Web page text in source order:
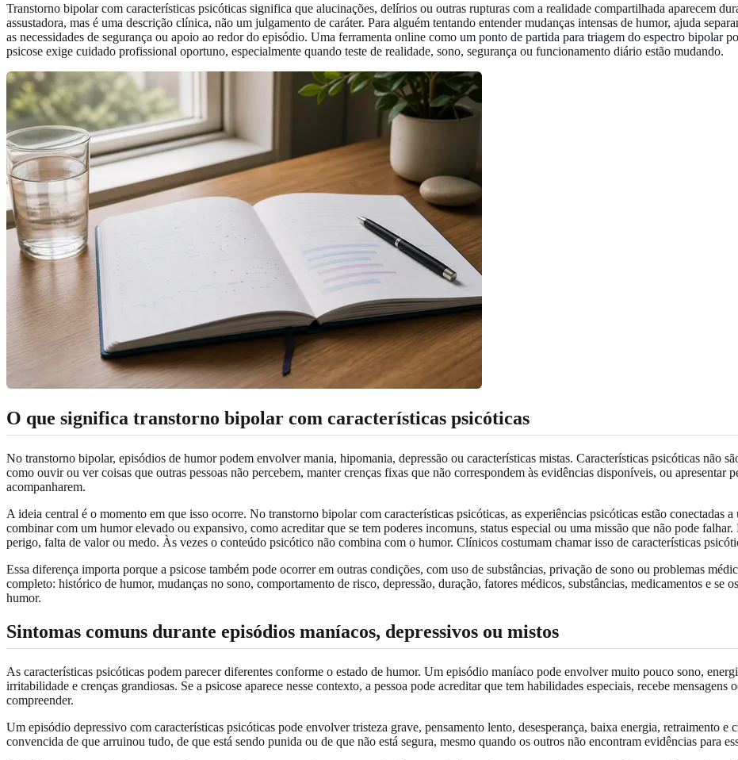
Transtorno bipolar com características psicóticas significa que alucinações, delírios ou outras rupturas com a realidade compartilhada aparecem
assustadora, mas é uma descrição clínica, não um julgamento de caráter. Para alguém tentando entender mudanças intensas de humor, ajuda
as necessidades de segurança ou apoio ao redor do episódio. Uma ferramenta online como um ponto de partida para triagem do espectro bipolar
psicose exige cuidado profissional oportuno, especialmente quando teste de realidade, sono, segurança ou funcionamento diário estão mudando.
O que significa transtorno bipolar com características psicóticas
No transtorno bipolar, episódios de humor podem envolver mania, hipomania, depressão ou características mistas. Características psicóticas não
como ouvir ou ver coisas que outras pessoas não percebem, manter crenças fixas que não correspondem às evidências disponíveis, ou apresentar
acompanharem.
A ideia central é o momento em que isso ocorre. No transtorno bipolar com características psicóticas, as experiências psicóticas estão conectadas
combinar com um humor elevado ou expansivo, como acreditar que se tem poderes incomuns, status especial ou uma missão que não pode
perigo, falta de valor ou medo. Às vezes o conteúdo psicótico não combina com o humor. Clínicos costumam chamar isso de características
Essa diferença importa porque a psicose também pode ocorrer em outras condições, com uso de substâncias, privação de sono ou problemas
completo: histórico de humor, mudanças no sono, comportamento de risco, depressão, duração, fatores médicos, substâncias, medicamentos e se
humor.
Sintomas comuns durante episódios maníacos, depressivos ou mistos
As características psicóticas podem parecer diferentes conforme o estado de humor. Um episódio maníaco pode envolver muito pouco sono,
irritabilidade e crenças grandiosas. Se a psicose aparece nesse contexto, a pessoa pode acreditar que tem habilidades especiais, recebe
compreender.
Um episódio depressivo com características psicóticas pode envolver tristeza grave, pensamento lento, desesperança, baixa energia, retraimento
convencida de que arruinou tudo, de que está sendo punida ou de que não está segura, mesmo quando os outros não encontram evidências para